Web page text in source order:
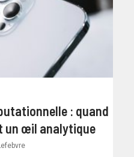
: quand
un œil analytique